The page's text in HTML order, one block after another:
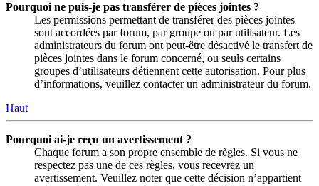
Pourquoi ne puis-je pas transférer de pièces jointes ?
Les permissions permettant de transférer des pièces jointes
sont accordées par forum, par groupe ou par utilisateur. Les
administrateurs du forum ont peut-être désactivé le transfert de
pièces jointes dans le forum concerné, ou seuls certains
groupes d’utilisateurs détiennent cette autorisation. Pour plus
d’informations, veuillez contacter un administrateur du forum.
Haut
Pourquoi ai-je reçu un avertissement ?
Chaque forum a son propre ensemble de règles. Si vous ne
respectez pas une de ces règles, vous recevrez un
avertissement. Veuillez noter que cette décision n’appartient